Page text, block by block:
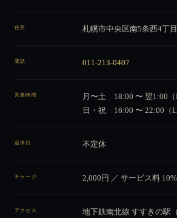
住所 札幌市中央区南5条西4丁
電話 011-213-0407
営業時間
月〜土 18:00 〜 翌1:00（
日・祝 16:00 〜 22:00（
定休日 不定休
チャージ 2,000円 ／ サービス料 10%
アクセス
地下鉄南北線 すすきの駅